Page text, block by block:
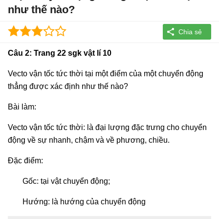
như thế nào?
Câu 2: Trang 22 sgk vật lí 10
Vecto vận tốc tức thời tại một điểm của một chuyển động
thẳng được xác định như thế nào?
Bài làm:
Vecto vận tốc tức thời: là đại lượng đặc trưng cho chuyển
động về sự nhanh, chậm và về phương, chiều.
Đặc điểm:
Gốc: tại vật chuyển động;
Hướng: là hướng của chuyển động